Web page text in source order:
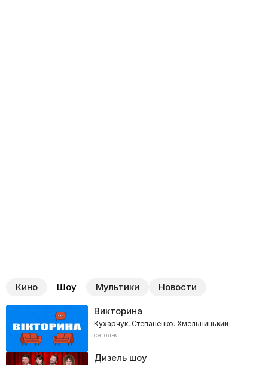
Кино Шоу Мультики Новости
Викторина
Кухарчук, Степаненко. Хмельницький
сегодня
Дизель шоу